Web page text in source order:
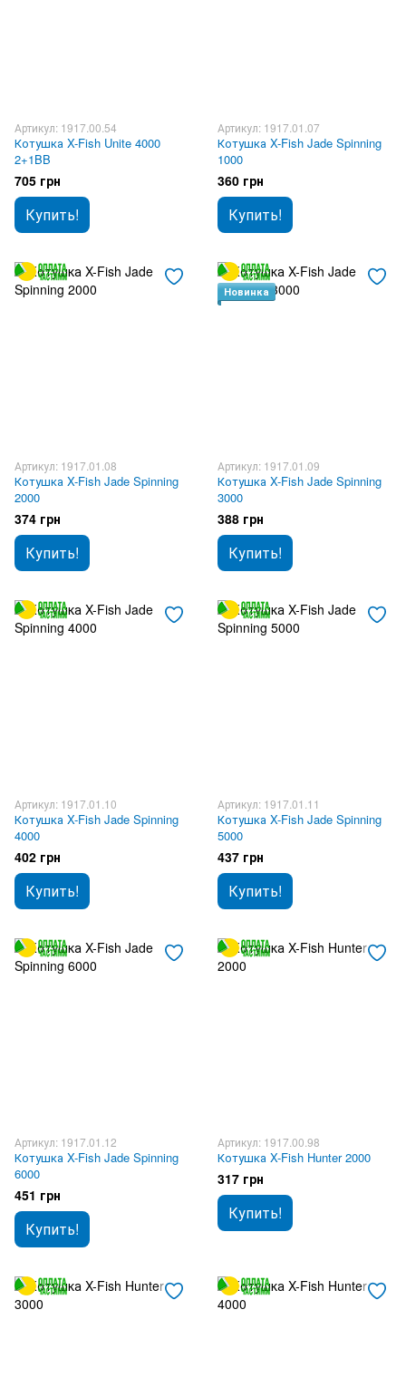
Артикул: 1917.00.54
Котушка X-Fish Unite 4000
2+1BB
705 грн
Купить!
Артикул: 1917.01.07
Котушка X-Fish Jade Spinning
1000
360 грн
Купить!
Артикул: 1917.01.08
Котушка X-Fish Jade Spinning
2000
374 грн
Купить!
Новинка
Артикул: 1917.01.09
Котушка X-Fish Jade Spinning
3000
388 грн
Купить!
Артикул: 1917.01.10
Котушка X-Fish Jade Spinning
4000
402 грн
Купить!
Артикул: 1917.01.11
Котушка X-Fish Jade Spinning
5000
437 грн
Купить!
Артикул: 1917.01.12
Котушка X-Fish Jade Spinning
6000
451 грн
Купить!
Артикул: 1917.00.98
Котушка X-Fish Hunter 2000
317 грн
Купить!